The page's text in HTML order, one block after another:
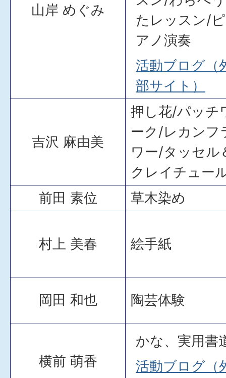
山岸 めぐみ
たレッスン/ピ
アノ演奏
活動ブログ（
部サイト）
吉沢 麻由美
押し花/パッチ
ーク/レカンフ
ワー/タッセル
クレイチュー
前田 素位
草木染め
村上 美春 絵手紙
岡田 和也 陶芸体験
横前 萌香
かな、実用書
活動ブログ（